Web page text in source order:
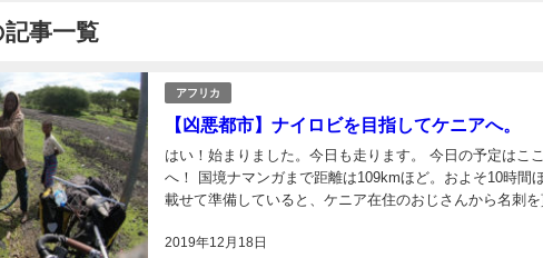
事一覧
アフリカ
【凶悪都市】ナイロビを目指してケニアへ。
2019年12月18日
はい！始まりました。今日も走ります。 今日の予定はここアルーシャから国境を越えてケニア
へ！ 国境ナマンガまで距離は109kmほど。およそ10時間ほど自転車で走る。宿で自転車に荷物を
載せて準備していると、ケニア在住のおじさんから名刺